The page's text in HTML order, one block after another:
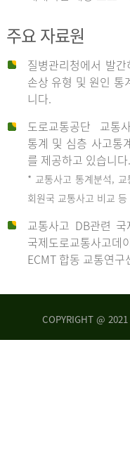
사
주요 자료원
질병관리청에서 발
손상 유형 및 원인 통
니다.
도로교통공단 교통
통계 및 심층 사고통
를 제공하고 있습니다.
* 교통사고 통계분석,
회원국 교통사고 비교 등
교통사고 DB관련 국
국제도로교통사고
ECMT 합동 교통연
COPYRIGHT @